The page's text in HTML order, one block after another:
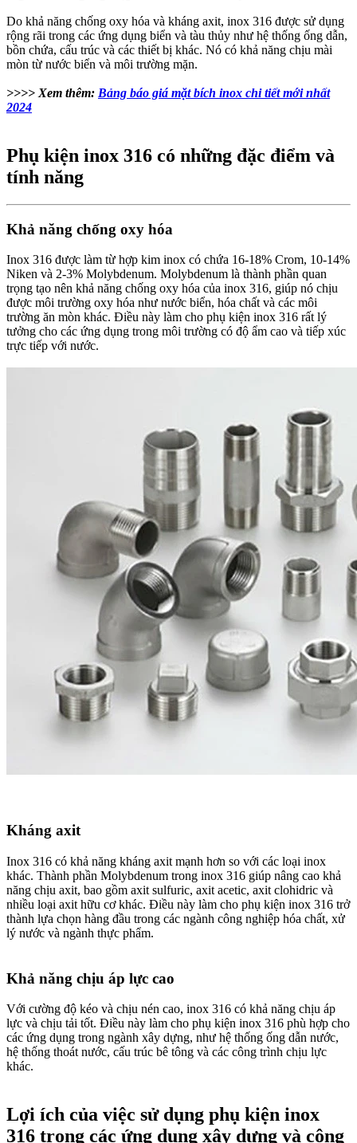
Do khả năng chống oxy hóa và kháng axit, inox 316 được sử dụng
rộng rãi trong các ứng dụng biển và tàu thủy như hệ thống ống dẫn,
bồn chứa, cấu trúc và các thiết bị khác. Nó có khả năng chịu mài
mòn từ nước biển và môi trường mặn.
>>>> Xem thêm: Bảng báo giá mặt bích inox chi tiết mới nhất
2024
Phụ kiện inox 316 có những đặc điểm và
tính năng
Khả năng chống oxy hóa
Inox 316 được làm từ hợp kim inox có chứa 16-18% Crom, 10-14%
Niken và 2-3% Molybdenum. Molybdenum là thành phần quan
trọng tạo nên khả năng chống oxy hóa của inox 316, giúp nó chịu
được môi trường oxy hóa như nước biển, hóa chất và các môi
trường ăn mòn khác. Điều này làm cho phụ kiện inox 316 rất lý
tưởng cho các ứng dụng trong môi trường có độ ẩm cao và tiếp xúc
trực tiếp với nước.
Kháng axit
Inox 316 có khả năng kháng axit mạnh hơn so với các loại inox
khác. Thành phần Molybdenum trong inox 316 giúp nâng cao khả
năng chịu axit, bao gồm axit sulfuric, axit acetic, axit clohidric và
nhiều loại axit hữu cơ khác. Điều này làm cho phụ kiện inox 316 trở
thành lựa chọn hàng đầu trong các ngành công nghiệp hóa chất, xử
lý nước và ngành thực phẩm.
Khả năng chịu áp lực cao
Với cường độ kéo và chịu nén cao, inox 316 có khả năng chịu áp
lực và chịu tải tốt. Điều này làm cho phụ kiện inox 316 phù hợp cho
các ứng dụng trong ngành xây dựng, như hệ thống ống dẫn nước,
hệ thống thoát nước, cấu trúc bê tông và các công trình chịu lực
khác.
Lợi ích của việc sử dụng phụ kiện inox
316 trong các ứng dụng xây dựng và công